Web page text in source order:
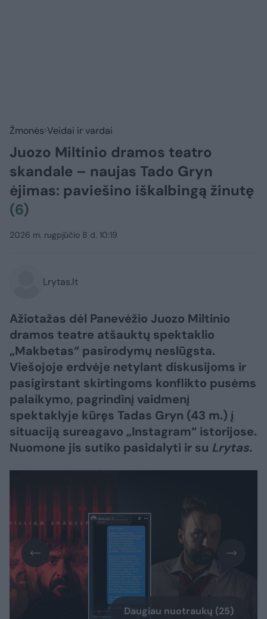
Žmonės Veidai ir vardai
Juozo Miltinio dramos teatro
skandale – naujas Tado Gryn
ėjimas: paviešino iškalbingą žinutę
(6)
2026 m. rugpjūčio 8 d. 10:19
Lrytas.lt
Ažiotažas dėl Panevėžio Juozo Miltinio
dramos teatre atšauktų spektaklio
„Makbetas“ pasirodymų neslūgsta.
Viešojoje erdvėje netylant diskusijoms ir
pasigirstant skirtingoms konflikto pusėms
palaikymo, pagrindinį vaidmenį
spektaklyje kūręs Tadas Gryn (43 m.) į
situaciją sureagavo „Instagram“ istorijose.
Nuomone jis sutiko pasidalyti ir su Lrytas.
Daugiau nuotraukų (25)